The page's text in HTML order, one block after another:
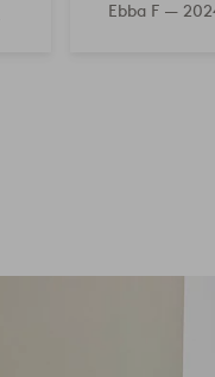
Ebba F —